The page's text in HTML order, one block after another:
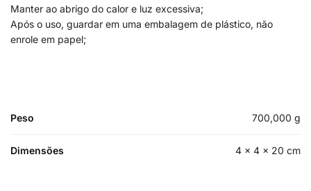
Manter ao abrigo do calor e luz excessiva;
Após o uso, guardar em uma embalagem de plástico, não
enrole em papel;
Peso 700,000 g
Dimensões 4 × 4 × 20 cm